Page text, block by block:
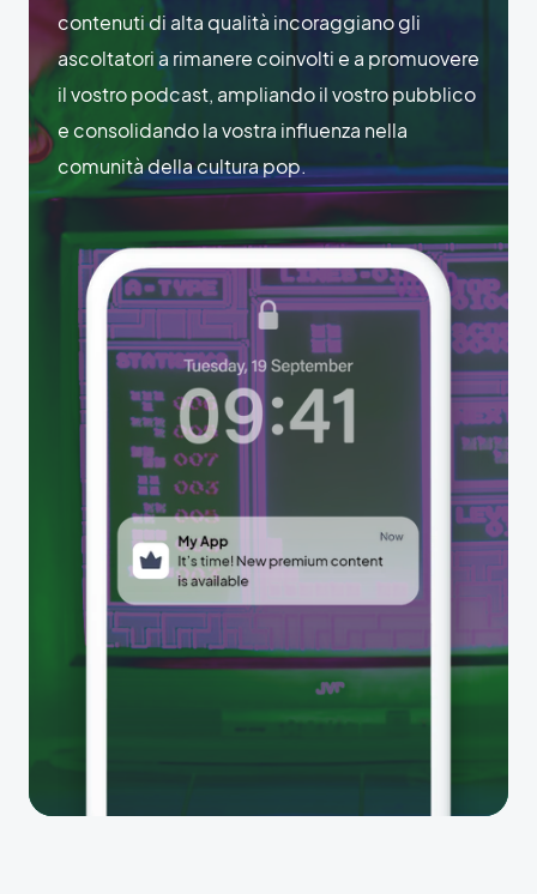
contenuti di alta qualità incoraggiano gli
ascoltatori a rimanere coinvolti e a promuovere
il vostro podcast, ampliando il vostro pubblico
e consolidando la vostra influenza nella
comunità della cultura pop.